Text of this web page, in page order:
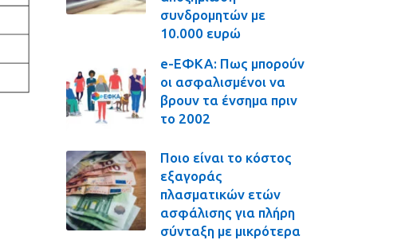
συνδρομητών με
10.000 ευρώ
e-ΕΦΚΑ: Πως μπορούν
οι ασφαλισμένοι να
βρουν τα ένσημα πριν
το 2002
Ποιο είναι το κόστος
εξαγοράς
πλασματικών ετών
ασφάλισης για πλήρη
σύνταξη με μικρότερα